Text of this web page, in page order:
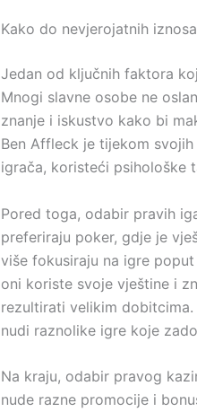
Kako do nevjerojatnih
Jedan od ključnih faktora
Mnogi slavne osobe ne
znanje i iskustvo kako bi
Ben Affleck je tijekom
igrača, koristeći psihološke
Pored toga, odabir pravih
preferiraju poker, gdje je
više fokusiraju na igre
oni koriste svoje vještine i
rezultirati velikim
nudi raznolike igre koje
Na kraju, odabir pravog
nude razne promocije i